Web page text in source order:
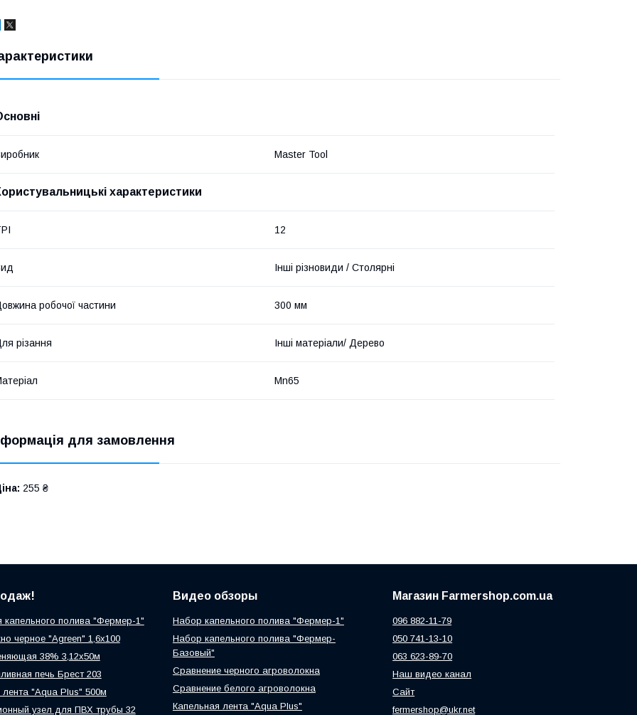
Master Tool
характеристики
12
Інші різновиди / Столярні
робочої частини 300 мм
різання Інші матеріали/ Дерево
Mn65
для замовлення
255 ₴
полива "Фермер-1"
черное "Agreen" 1,6х100
38% 3,12х50м
печь Брест 203
лента "Aqua Plus" 500м
узел для ПВХ трубы 32
Видео обзоры
Набор капельного полива "Фермер-1"
Набор капельного полива "Фермер-
Базовый"
Сравнение черного агроволокна
Сравнение белого агроволокна
Капельная лента "Aqua Plus"
Магазин Farmershop.com.ua
096 882-11-79
050 741-13-10
063 623-89-70
Наш видео канал
Сайт
fermershop@ukr.net